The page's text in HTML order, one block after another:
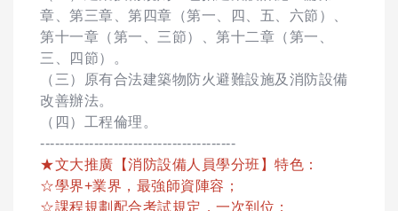
章、第三章、第四章（第一、四、五、六節）、
第十一章（第一、三節）、第十二章（第一、
三、四節）。
（三）原有合法建築物防火避難設施及消防設備
改善辦法。
（四）工程倫理。
----------------------------------------
★文大推廣【消防設備人員學分班】特色：
☆學界+業界，最強師資陣容；
☆課程規劃配合考試規定，一次到位；